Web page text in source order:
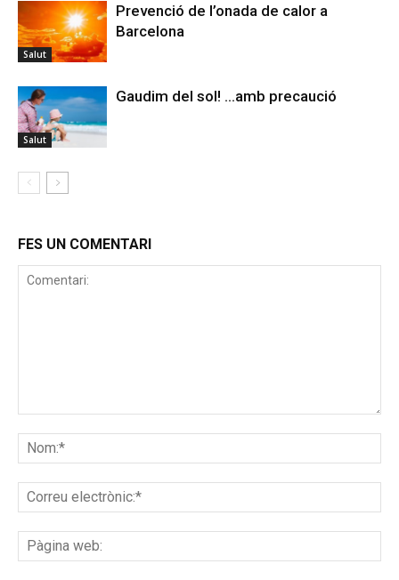
Salut
Prevenció de l’onada de calor a
Barcelona
Salut
Gaudim del sol! …amb precaució
FES UN COMENTARI